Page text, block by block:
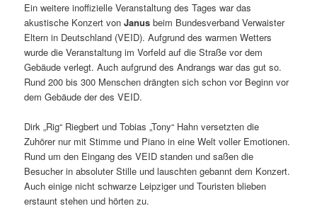
Ein weitere inoffizielle Veranstaltung des Tages war das
akustische Konzert vonJanus beim Bundesverband Verwaister
Eltern in Deutschland (VEID). Aufgrund des warmen Wetters
wurde die Veranstaltung im Vorfeld auf die Straße vor dem
Gebäude verlegt. Auch aufgrund des Andrangs war das gut so.
Rund 200 bis 300 Menschen drängten sich schon vor Beginn vor
dem Gebäude der des VEID.
Dirk „Rig“ Riegbert und Tobias „Tony“ Hahn versetzten die
Zuhörer nur mit Stimme und Piano in eine Welt voller Emotionen.
Rund um den Eingang des VEID standen und saßen die
Besucher in absoluter Stille und lauschten gebannt dem Konzert.
Auch einige nicht schwarze Leipziger und Touristen blieben
erstaunt stehen und hörten zu.